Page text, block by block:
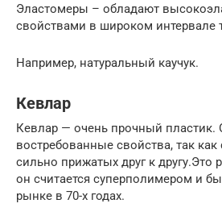
Эластомеры – обладают
свойствами в широком интервале
Например, натуральный каучук.
Кевлар
Кевлар — очень прочный пластик.
востребованные свойства, так
сильно прижатых друг к другу.Это
он считается суперполимером и
рынке в 70-х годах.